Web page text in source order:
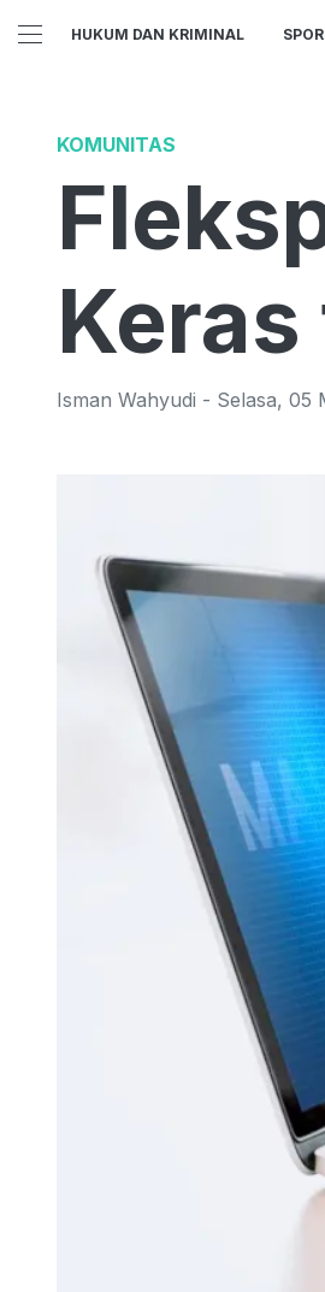
HUKUM DAN KRIMINAL
KOMUNITAS
Isman Wahyudi - Selasa, 05